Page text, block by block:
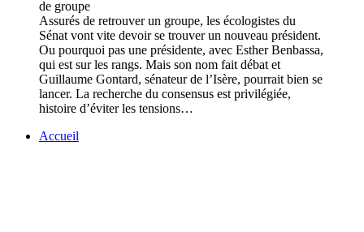
Assurés de retrouver un groupe, les écologistes du
Sénat vont vite devoir se trouver un nouveau président.
Ou pourquoi pas une présidente, avec Esther Benbassa,
qui est sur les rangs. Mais son nom fait débat et
Guillaume Gontard, sénateur de l’Isère, pourrait bien se
lancer. La recherche du consensus est privilégiée,
histoire d’éviter les tensions…
Accueil